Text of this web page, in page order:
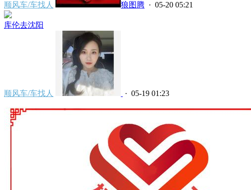
顺风车/车找人 狼图腾 · 05-20 05:21
库伦去沈阳
顺风车/车找人 · 05-19 01:23